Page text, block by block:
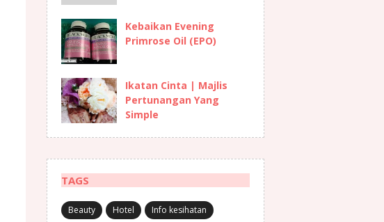
Kebaikan Evening
Primrose Oil (EPO)
Ikatan Cinta | Majlis
Pertunangan Yang
Simple
TAGS
Beauty Hotel Info kesihatan